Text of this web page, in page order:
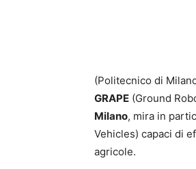
(Politecnico di
GRAPE (Ground
Milano, mira in
Vehicles) capaci di
agricole.